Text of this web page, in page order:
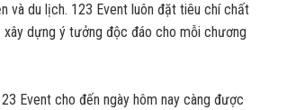
và du lịch. 123 Event luôn đặt tiêu chí chất
xây dựng ý tưởng độc đáo cho mỗi chương
Event cho đến ngày hôm nay càng được